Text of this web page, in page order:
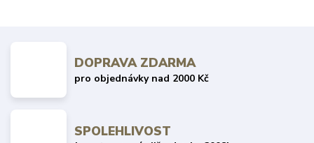
DOPRAVA ZDARMA
pro objednávky nad 2000 Kč
SPOLEHLIVOST